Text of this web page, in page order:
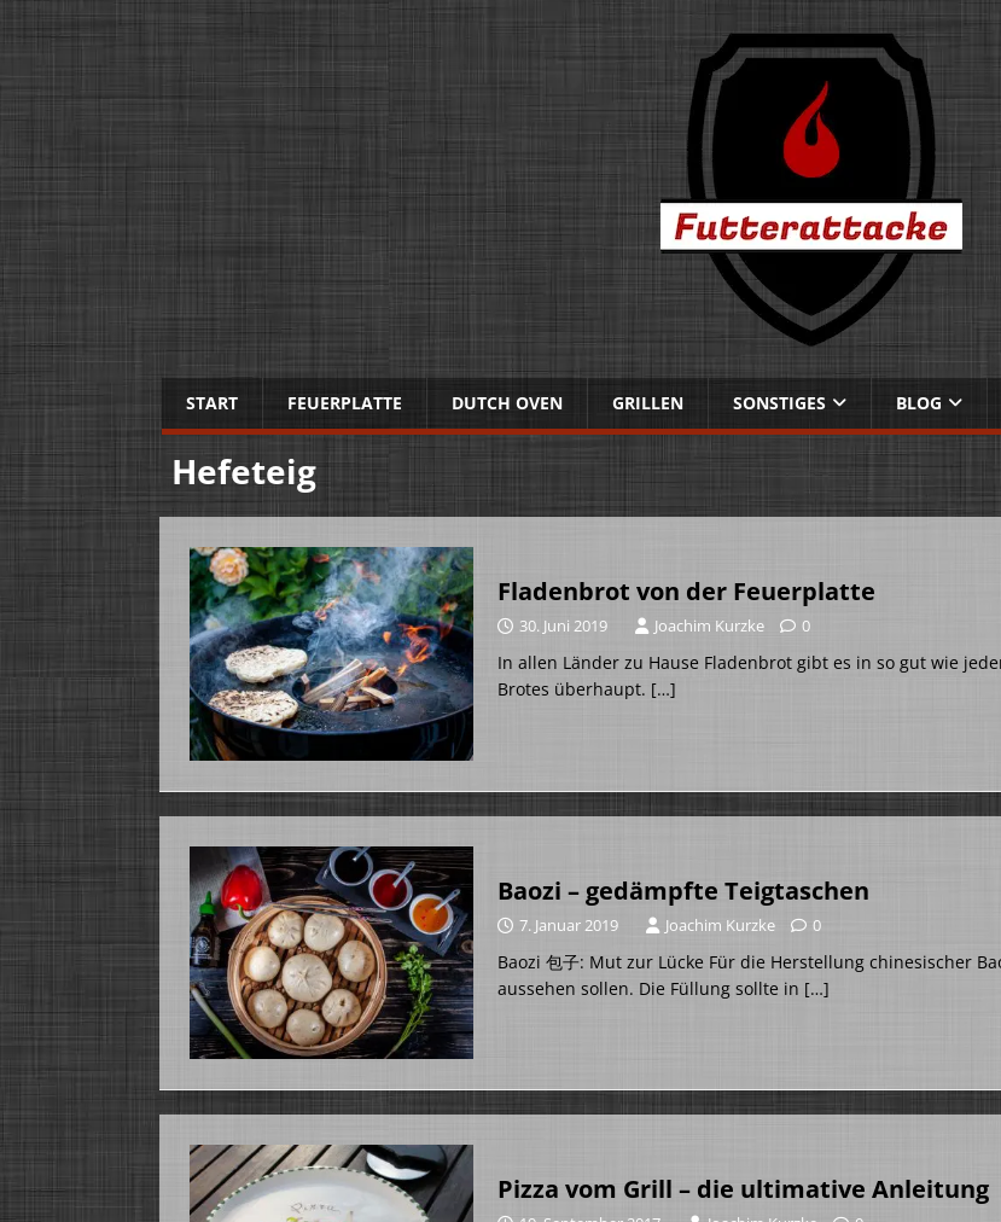
START FEUERPLATTE DUTCH OVEN GRILLEN SONSTIGES BLOG
Hefeteig
Fladenbrot von der Feuerplatte
30. Juni 2019 Joachim Kurzke 0
In allen Länder zu Hause Fladenbrot gibt es in so gut wie
Brotes überhaupt. […]
Baozi – gedämpfte Teigtaschen
7. Januar 2019 Joachim Kurzke 0
Baozi 包子: Mut zur Lücke Für die Herstellung chinesischer
aussehen sollen. Die Füllung sollte in […]
Pizza vom Grill – die ultimative Anleitung